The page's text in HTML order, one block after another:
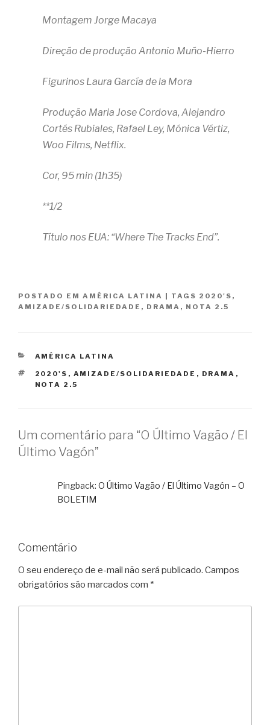
Montagem Jorge Macaya
Direção de produção Antonio Muño-Hierro
Figurinos Laura García de la Mora
Produção Maria Jose Cordova, Alejandro
Cortés Rubiales, Rafael Ley, Mónica Vértiz,
Woo Films, Netflix.
Cor, 95 min (1h35)
**1/2
Título nos EUA: “Where The Tracks End”.
POSTADO EM AMÉRICA LATINA TAGS 2020'S ,
AMIZADE/SOLIDARIEDADE , DRAMA , NOTA 2.5
CATEGORIAS
AMÉRICA LATINA
TAGS
2020'S , AMIZADE/SOLIDARIEDADE , DRAMA ,
NOTA 2.5
Um comentário para “O Último Vagão / El
Último Vagón”
Pingback: O Último Vagão / El Último Vagón – O
BOLETIM
Comentário
O seu endereço de e-mail não será publicado. Campos
obrigatórios são marcados com *